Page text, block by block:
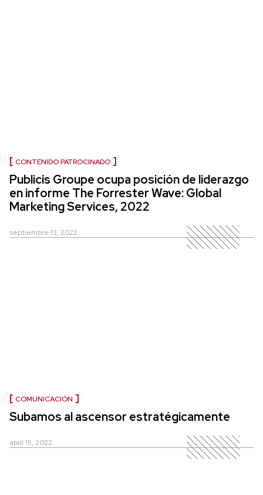
CONTENIDO PATROCINADO
Publicis Groupe ocupa posición de liderazgo
en informe The Forrester Wave: Global
Marketing Services, 2022
septiembre 13, 2022
COMUNICACIÓN
Subamos al ascensor estratégicamente
abril 15, 2022